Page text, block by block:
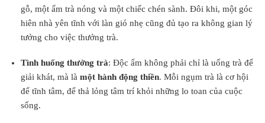
gỗ, một ấm trà nóng và một chiếc chén sành. Đôi khi, một góc
hiên nhà yên tĩnh với làn gió nhẹ cũng đủ tạo ra không gian lý
tưởng cho việc thưởng trà.
Tình huống thưởng trà: Độc ẩm không phải chỉ là uống trà để
giải khát, mà là một hành động thiền. Mỗi ngụm trà là cơ hội
để tĩnh tâm, để thả lỏng tâm trí khỏi những lo toan của cuộc
sống.